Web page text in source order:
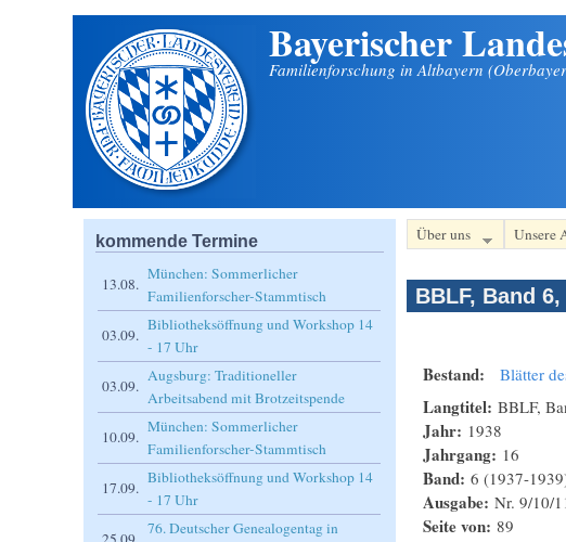
Bayerischer
Familienforschung in Altbayern
Über uns Unsere
BBLF, Band
Bestand: Blätter
Langtitel: BBLF,
Jahr: 1938
Jahrgang: 16
Band: 6 (1937-
Ausgabe: Nr. 9/10/
Seite von: 89
kommende Termine
13.08.
München: Sommerlicher
Familienforscher-Stammtisch
03.09.
Bibliotheksöffnung und Workshop 14
- 17 Uhr
03.09.
Augsburg: Traditioneller
Arbeitsabend mit Brotzeitspende
10.09.
München: Sommerlicher
Familienforscher-Stammtisch
17.09.
Bibliotheksöffnung und Workshop 14
- 17 Uhr
76. Deutscher Genealogentag in